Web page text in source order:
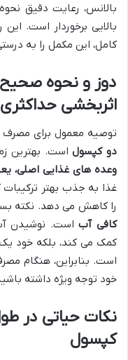
بالانس، رعایت دقیق
بالایی برخوردار است.
کامل، این مکمل را به
دوز و نحوه
اثربخشی حداکثری
توصیه معمول برای مصرف
دو کپسولاست. بهترین
وعده های غذایی اصلی،
غذا به جذب بهتر
را کاهش می دهد. نکته
کافی آباست. نوشیدن آب
کمک می کند، بلکه خود
است. بنابراین، هنگام
خود توجه ویژه داشته
نکات حیاتی در
کپسول